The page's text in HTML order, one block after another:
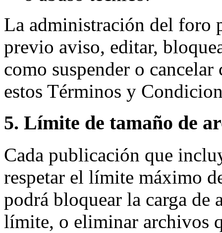
La administración del foro
previo aviso, editar,
como suspender o
estos Términos y
5. Límite de tamaño de
Cada publicación que
respetar el límite máximo
podrá bloquear la carga de
límite, o eliminar archivos